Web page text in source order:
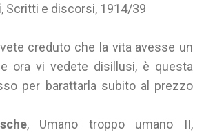
, Scritti e discorsi, 1914/39
creduto che la vita avesse un
ora vi vedete disillusi, è questa
per barattarla subito al prezzo
, Umano troppo umano II,